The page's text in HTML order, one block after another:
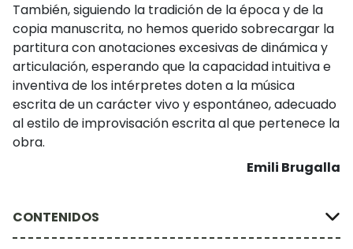
También, siguiendo la tradición de la época y de la
copia manuscrita, no hemos querido sobrecargar la
partitura con anotaciones excesivas de dinámica y
articulación, esperando que la capacidad intuitiva e
inventiva de los intérpretes doten a la música
escrita de un carácter vivo y espontáneo, adecuado
al estilo de improvisación escrita al que pertenece la
obra.
Emili Brugalla
CONTENIDOS